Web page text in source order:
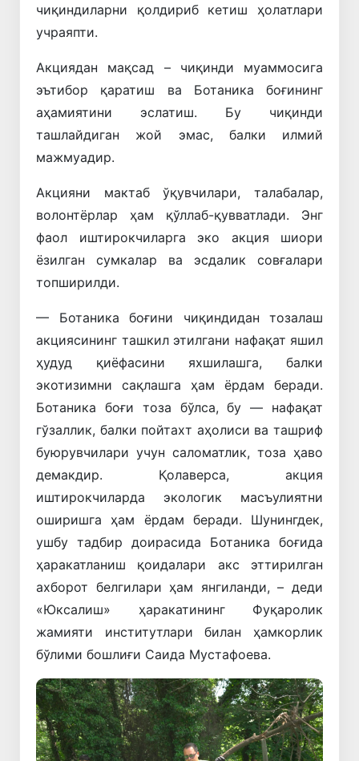
чиқиндиларни қолдириб кетиш ҳолатлари
учраяпти.
Акциядан мақсад – чиқинди муаммосига
эътибор қаратиш ва Ботаника боғининг
аҳамиятини эслатиш. Бу чиқинди
ташлайдиган жой эмас, балки илмий
мажмуадир.
Акцияни мактаб ўқувчилари, талабалар,
волонтёрлар ҳам қўллаб-қувватлади. Энг
фаол иштирокчиларга эко акция шиори
ёзилган сумкалар ва эсдалик совғалари
топширилди.
— Ботаника боғини чиқиндидан тозалаш
акциясининг ташкил этилгани нафақат яшил
ҳудуд қиёфасини яхшилашга, балки
экотизимни сақлашга ҳам ёрдам беради.
Ботаника боғи тоза бўлса, бу — нафақат
гўзаллик, балки пойтахт аҳолиси ва ташриф
буюрувчилари учун саломатлик, тоза ҳаво
демакдир. Қолаверса, акция
иштирокчиларда экологик масъулиятни
оширишга ҳам ёрдам беради. Шунингдек,
ушбу тадбир доирасида Ботаника боғида
ҳаракатланиш қоидалари акс эттирилган
ахборот белгилари ҳам янгиланди, – деди
«Юксалиш» ҳаракатининг Фуқаролик
жамияти институтлари билан ҳамкорлик
бўлими бошлиғи Саида Мустафоева.